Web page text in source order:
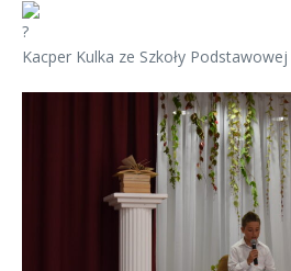
Kacper Kulka ze Szkoły